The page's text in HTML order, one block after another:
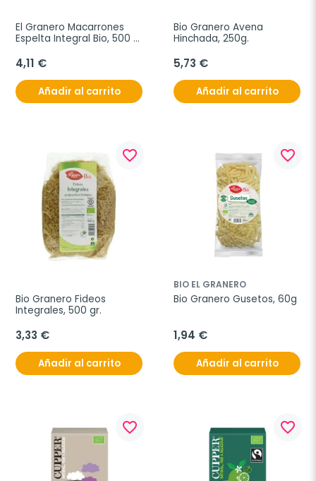
El Granero Macarrones
Espelta Integral Bio, 500
4,11 €
Añadir al carrito
Bio Granero Avena
Hinchada, 250g.
5,73 €
Añadir al carrito
favorite_border
Bio Granero Fideos
Integrales, 500 gr.
3,33 €
Añadir al carrito
favorite_border
BIO EL GRANERO
Bio Granero Gusetos, 60g
1,94 €
Añadir al carrito
favorite_border favorite_border